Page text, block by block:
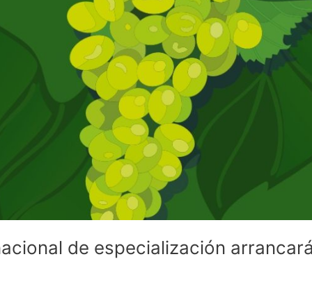
de especialización